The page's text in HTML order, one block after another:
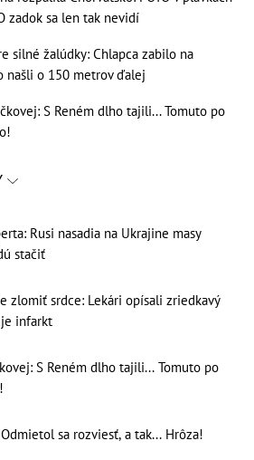
zadok sa len tak nevidí
silné žalúdky: Chlapca zabilo na
našli o 150 metrov ďalej
S Reném dlho tajili... Tomuto po
Rusi nasadia na Ukrajine masy
stačiť
zlomiť srdce: Lekári opísali zriedkavý
infarkt
S Reném dlho tajili... Tomuto po
sa rozviesť, a tak... Hrôza!